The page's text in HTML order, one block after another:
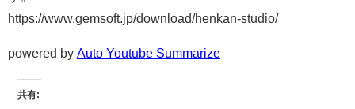
https://www.gemsoft.jp/download/henkan-studio/
powered by Auto Youtube Summarize
共有: